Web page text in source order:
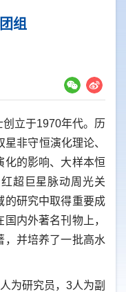
组
立于1970年代。历
非守恒演化理论、
化的影响、大样本恒
超巨星脉动周光关
的研究中取得重要成
内外著名刊物上，
，并培养了一批高水
研究员，3人为副